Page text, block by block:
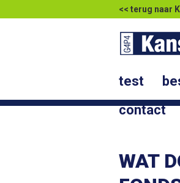
<< terug naar
test
contact
WAT